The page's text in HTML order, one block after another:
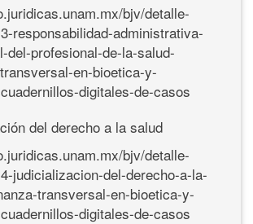
bjv/detalle-
responsabilidad-administrativa-
del-profesional-de-la-salud-
en-bioetica-y-
digitales-de-casos
del derecho a la salud
bjv/detalle-
judicializacion-del-derecho-a-la-
transversal-en-bioetica-y-
digitales-de-casos